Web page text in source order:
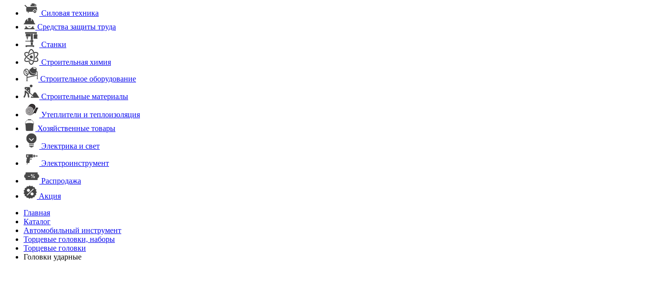
Силовая техника
Средства защиты труда
Станки
Строительная химия
Строительное оборудование
Строительные материалы
Утеплители и теплоизоляция
Хозяйственные товары
Электрика и свет
Электроинструмент
Распродажа
Акция
Главная
Каталог
Автомобильный инструмент
Торцевые головки, наборы
Торцевые головки
Головки ударные